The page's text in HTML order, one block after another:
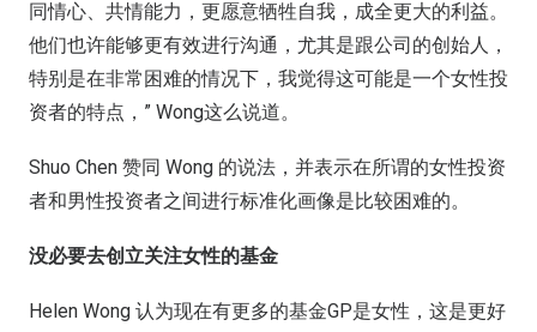
同情心、共情能力，更愿意牺牲自我，成全更大的利益。
他们也许能够更有效进行沟通，尤其是跟公司的创始人，
特别是在非常困难的情况下，我觉得这可能是一个女性投
资者的特点，” Wong这么说道。
Shuo Chen 赞同 Wong 的说法，并表示在所谓的女性投资
者和男性投资者之间进行标准化画像是比较困难的。
没必要去创立关注女性的基金
Helen Wong 认为现在有更多的基金GP是女性，这是更好